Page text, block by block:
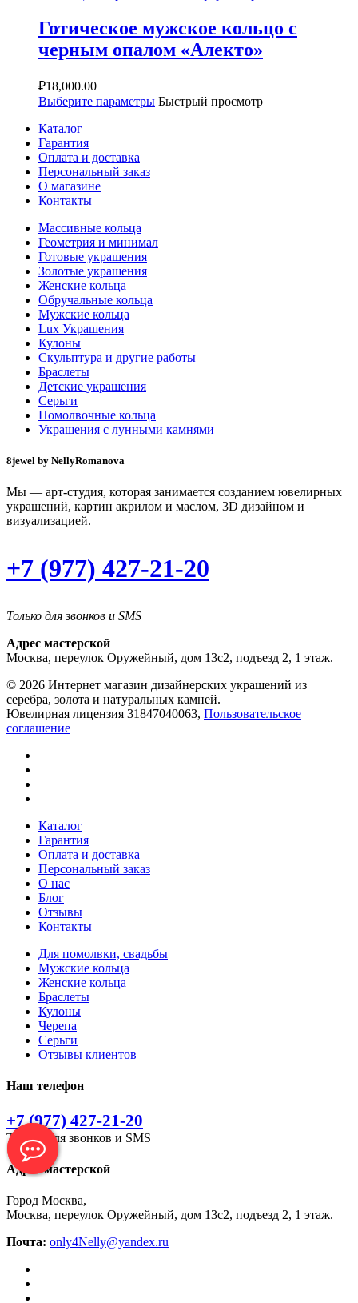
Готическое мужское кольцо с
черным опалом «Алекто»
₽18,000.00
Выберите параметры Быстрый просмотр
Каталог
Гарантия
Оплата и доставка
Персональный заказ
О магазине
Контакты
Массивные кольца
Геометрия и минимал
Готовые украшения
Золотые украшения
Женские кольца
Обручальные кольца
Мужские кольца
Lux Украшения
Кулоны
Скульптура и другие работы
Браслеты
Детские украшения
Серьги
Помолвочные кольца
Украшения с лунными камнями
8jewel by NellyRomanova
Мы — арт-студия, которая занимается созданием ювелирных
украшений, картин акрилом и маслом, 3D дизайном и
визуализацией.
+7 (977) 427-21-20
Только для звонков и SMS
Адрес мастерской
Москва, переулок Оружейный, дом 13с2, подъезд 2, 1 этаж.
© 2026 Интернет магазин дизайнерских украшений из
серебра, золота и натуральных камней.
Ювелирная лицензия 31847040063, Пользовательское
соглашение
Каталог
Гарантия
Оплата и доставка
Персональный заказ
О нас
Блог
Отзывы
Контакты
Для помолвки, свадьбы
Мужские кольца
Женские кольца
Браслеты
Кулоны
Черепа
Серьги
Отзывы клиентов
Наш телефон
+7 (977) 427-21-20
Только для звонков и SMS
Адрес мастерской
Город Москва,
Москва, переулок Оружейный, дом 13с2, подъезд 2, 1 этаж.
Почта: only4Nelly@yandex.ru